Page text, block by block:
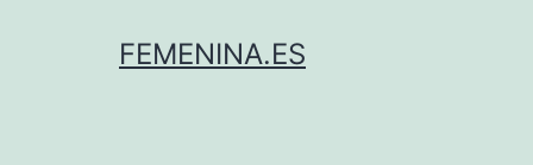
FEMENINA.ES